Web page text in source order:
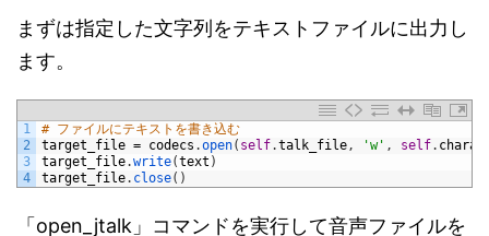
まずは指定した文字列をテキストファイルに出力し
ます。
1
2
3
4
# ファイルにテキストを書き込む
target_file = codecs .open( self.talk_file, 'w' , self.
target_file.write(text )
target_file. close( )
「open_jtalk」コマンドを実行して音声ファイルを